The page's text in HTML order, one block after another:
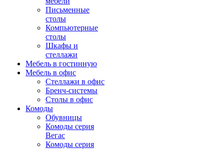
Письменные
столы
Компьютерные
столы
Шкафы и
стеллажи
Мебель в гостинную
Мебель в офис
Стеллажи в офис
Бренч-системы
Столы в офис
Комоды
Обувницы
Комоды серия
Вегас
Комоды серия